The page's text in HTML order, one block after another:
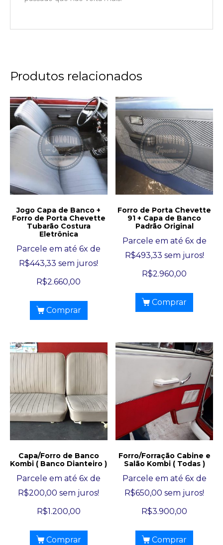
Produtos relacionados
Jogo Capa de Banco +
Forro de Porta Chevette
Tubarão Costura
Eletrônica
Parcele em até 6x de
R$443,33 sem juros!
R$2.660,00
Comprar
Forro de Porta Chevette
91 + Capa de Banco
Padrão Original
Parcele em até 6x de
R$493,33 sem juros!
R$2.960,00
Comprar
Capa/Forro de Banco
Kombi ( Banco Dianteiro )
Parcele em até 6x de
R$200,00 sem juros!
R$1.200,00
Comprar
Forro/Forração Cabine e
Salão Kombi ( Todas )
Parcele em até 6x de
R$650,00 sem juros!
R$3.900,00
Comprar